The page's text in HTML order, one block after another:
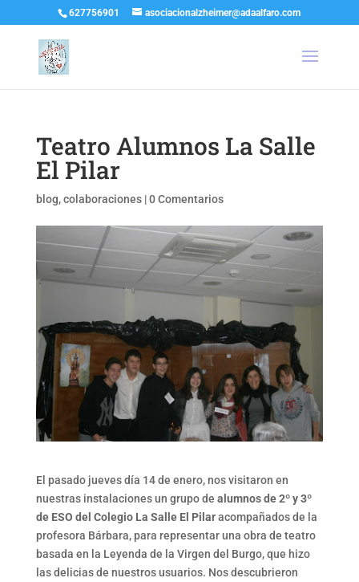
627756901 asociacionalzheimer@adaalfaro.com
Teatro Alumnos La Salle
El Pilar
blog,colaboraciones|0 Comentarios
El pasado jueves día 14 de enero, nos visitaron en
nuestras instalaciones un grupo de alumnos de 2º y 3º
de ESO del Colegio La Salle El Pilaracompañados de la
profesora Bárbara, para representar una obra de teatro
basada en la Leyenda de la Virgen del Burgo, que hizo
las delicias de nuestros usuarios. Nos descubrieron